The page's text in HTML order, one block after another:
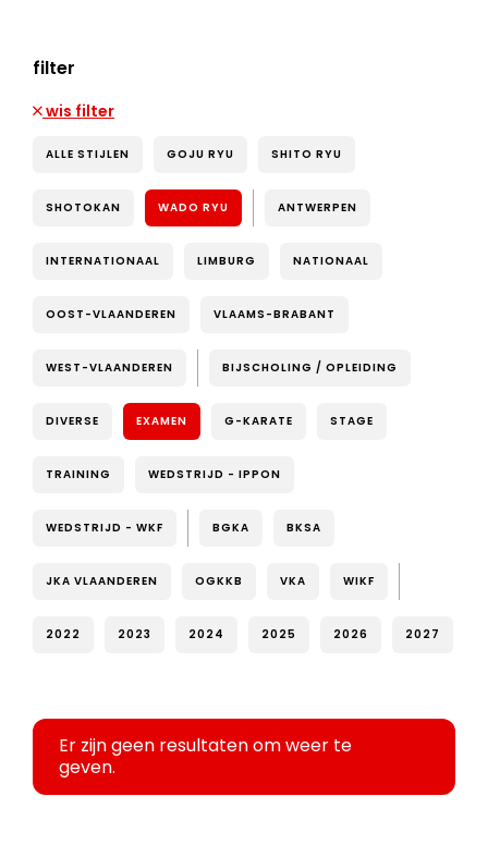
filter
wis filter
ALLE STIJLEN GOJU RYU SHITO RYU
SHOTOKAN WADO RYU ANTWERPEN
INTERNATIONAAL LIMBURG NATIONAAL
OOST-VLAANDEREN VLAAMS-BRABANT
WEST-VLAANDEREN BIJSCHOLING / OPLEIDING
DIVERSE EXAMEN G-KARATE STAGE
TRAINING WEDSTRIJD - IPPON
WEDSTRIJD - WKF BGKA BKSA
JKA VLAANDEREN OGKKB VKA WIKF
2022 2023 2024 2025 2026 2027
Er zijn geen resultaten om weer te
geven.